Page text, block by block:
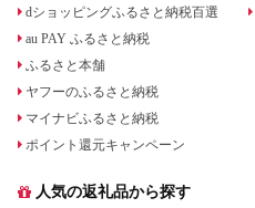
dショッピングふるさと納税百選
au PAY ふるさと納税
ふるさと本舗
ヤフーのふるさと納税
マイナビふるさと納税
ポイント還元キャンペーン
人気の返礼品から探す